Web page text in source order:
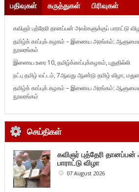
பதிவுகள் கருத்துகள் பிரிவுகள்
கவிஞர் புத்தேரி தானப்பன் அவர்களுக்குப் பாராட்டு
தமிழ்க் காப்புக் கழகம் – இணைய அரங்கம்:
நூலரங்கம்
இணைய உரை 10, தமிழ்க்காப்புக்கழகம், புதுதில்லி
நட்பு தமிழ் வட்டம், 7ஆவது ஆண்டு தமிழ் விழா,
தமிழ்க் காப்புக் கழகம் – இணைய அரங்கம்:
நூலரங்கம்
செய்திகள்
கவிஞர் புத்தேரி
பாராட்டு விழா
07 August 2026